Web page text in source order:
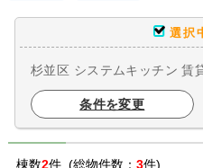
選択
杉並区 システムキッチン 賃
条件を変更
棟数2件 (総物件数： 3件)